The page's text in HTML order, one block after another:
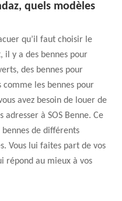
quels modèles
qu’il faut choisir le
il y a des bennes pour
des bennes pour
comme les bennes pour
avez besoin de louer de
adresser à SOS Benne. Ce
bennes de différents
Vous lui faites part de vos
répond au mieux à vos